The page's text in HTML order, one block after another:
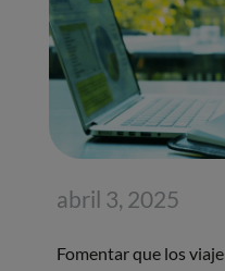
abril 3, 2025
Fomentar que los